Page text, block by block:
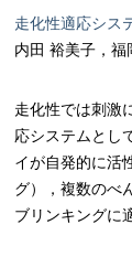
走化性適応シス
内田 裕美子，福
走化性では刺激
応システムとし
イが自発的に活
グ），複数のべ
ブリンキングに